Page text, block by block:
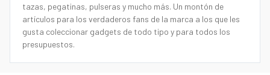
tazas, pegatinas, pulseras y mucho más. Un montón de
artículos para los verdaderos fans de la marca a los que les
gusta coleccionar gadgets de todo tipo y para todos los
presupuestos.